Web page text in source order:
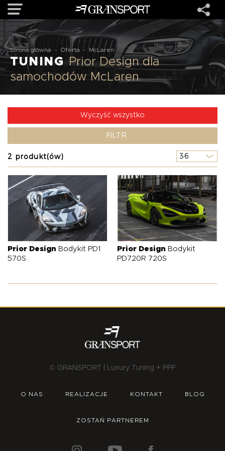
OFERTA
MARKI
O NAS
KONTAKT
O NAS OFERTA BLOG ZOSTAŃ PARTNEREM
Strona główna - Oferta - McLaren
TUNING
Prior Design dla
samochodów McLaren
Wyczyść wszystko
FILTR
2 produkt(ów)
Prior Design Bodykit PD1
570S
Prior Design Bodykit
PD720R 720S
© GRANSPORT | Luxury Tuning + PPF
O NAS REALIZACJE KONTAKT BLOG
ZOSTAŃ PARTNEREM